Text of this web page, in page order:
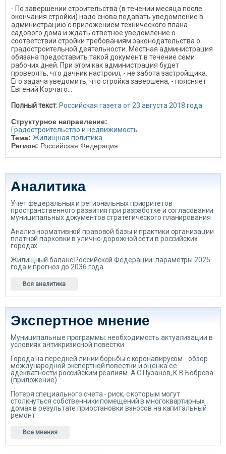
- По завершении строительства (в течении месяца после
окончания стройки) надо снова подавать уведомление в
администрацию с приложением технического плана
садового дома и ждать ответное уведомление о
соответствии стройки требованиям законодательства о
градостроительной деятельности. Местная администрация
обязана предоставить такой документ в течение семи
рабочих дней. При этом как администрация будет
проверять, что дачник настроил, - не забота застройщика.
Его задача уведомить, что стройка завершена, - поясняет
Евгений Корчаго...
Полный текст: Российская газета от 23 августа 2018 года
Структурное направление:
Градостроительство и недвижимость
Тема: Жилищная политика
Регион: Российская Федерация
Аналитика
Учет федеральных и региональных приоритетов
пространственного развития при разработке и согласовании
муниципальных документов стратегического планирования
Анализ нормативной правовой базы и практики организации
платной парковки в улично-дорожной сети в российских
городах
Жилищный баланс Российской Федерации: параметры 2025
года и прогноз до 2036 года
Вся аналитика
Экспертное мнение
Муниципальные программы: необходимость актуализации в
условиях антикризисной повестки
Города на передней линии борьбы с коронавирусом - обзор
международной экспертной повестки и оценка ее
адекватности российским реалиям. А.С.Пузанов, К.В.Боброва
(приложение)
Потеря специального счета - риск, с которым могут
столкнуться собственники помещений в многоквартирных
домах в результате приостановки взносов на капитальный
ремонт
Все мнения